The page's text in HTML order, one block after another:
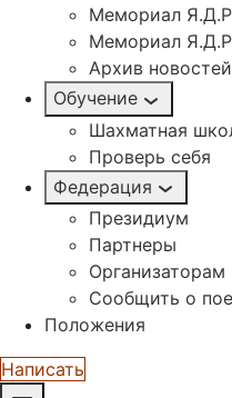
Мемориал
Мемориал
Архив новостей
Обучение
Шахматная
Проверь себя
Федерация
Президиум
Партнеры
Организаторам
Сообщить о
Положения
Написать